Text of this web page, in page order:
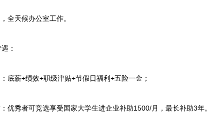
天候办公室工作。
：
薪+绩效+职级津贴+节假日福利+五险一金；
秀者可竞选享受国家大学生进企业补助1500/月，最长补助3年。